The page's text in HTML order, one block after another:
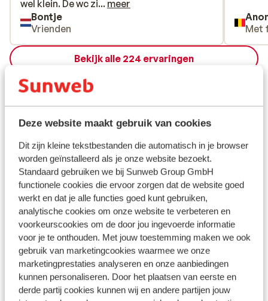
Deze website maakt gebruik van cookies
Dit zijn kleine tekstbestanden die automatisch in je browser
worden geïnstalleerd als je onze website bezoekt.
Standaard gebruiken we bij Sunweb Group GmbH
functionele cookies die ervoor zorgen dat de website goed
werkt en dat je alle functies goed kunt gebruiken,
analytische cookies om onze website te verbeteren en
voorkeurscookies om de door jou ingevoerde informatie
voor je te onthouden. Met jouw toestemming maken we ook
gebruik van marketingcookies waarmee we onze
marketingprestaties analyseren en onze aanbiedingen
kunnen personaliseren. Door het plaatsen van eerste en
derde partij cookies kunnen wij en andere partijen jouw
wel klein. De wc zit in de badkamer. Enige
minpunt was het ontbijt. Weinig keus, wel
alles vers. Stadje waren geen leuke winkels.
Alleen Engelse pubs, touristenwinkels en
restaurants. Strand op loopafstand met
leuke restaurantjes. Makkelijk bedjes te
huren met parasol voor €25,- per dag.
wel klein. De wc zi... meer
Bontje
Vrienden
Met
Bekijk alle 224 ervaringen
Ligging
Bekijk op kaart
In de buurt
Strand: 150 m
Centrum: 300 m
Luchthaven: 9 km
Bushalte: 300 m
Pinautomaat: 20 m